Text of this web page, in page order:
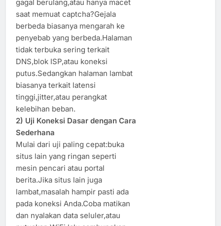
gagal berulang,atau hanya macet
saat memuat captcha?Gejala
berbeda biasanya mengarah ke
penyebab yang berbeda.Halaman
tidak terbuka sering terkait
DNS,blok ISP,atau koneksi
putus.Sedangkan halaman lambat
biasanya terkait latensi
tinggi,jitter,atau perangkat
kelebihan beban.
2) Uji Koneksi Dasar dengan Cara
Sederhana
Mulai dari uji paling cepat:buka
situs lain yang ringan seperti
mesin pencari atau portal
berita.Jika situs lain juga
lambat,masalah hampir pasti ada
pada koneksi Anda.Coba matikan
dan nyalakan data seluler,atau